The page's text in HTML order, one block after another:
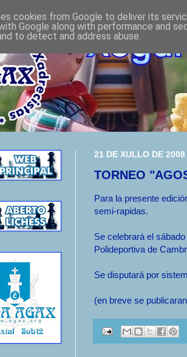
21 DE XULLO DE 2008
TORNEO
Para la presente
semi-rapidas.
Se celebrará el
Polideportiva de
Se disputará por
(en breve se
cookies from Google to deliver its
Google along with performance and
to detect and address abuse.